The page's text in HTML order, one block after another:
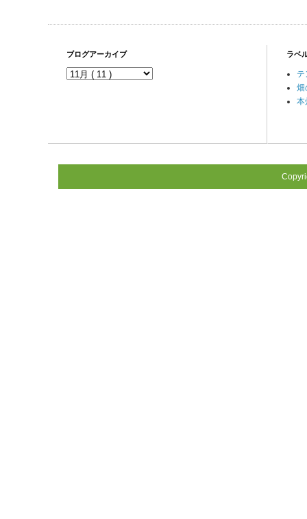
ブログアーカイブ ラベ
畑
本